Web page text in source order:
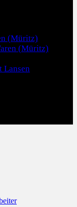
(Müritz)
(Müritz)
Lansen